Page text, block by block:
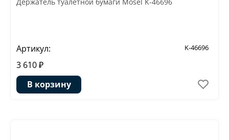
Артикул: K-46696
3 610 ₽
В корзину